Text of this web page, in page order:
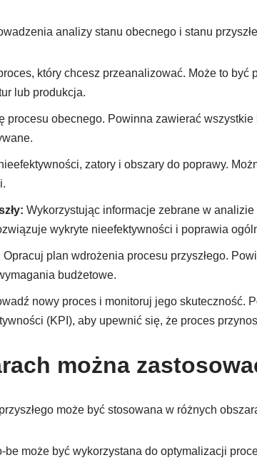
analizy stanu obecnego i stanu
który chcesz przeanalizować. Może to być
lub produkcja.
procesu obecnego. Powinna zawierać
zatory i obszary do poprawy.
Wykorzystując informacje zebrane w
wykryte nieefektywności i poprawia
Opracuj plan wdrożenia procesu przyszłego.
budżetowe.
nowy proces i monitoruj jego skuteczność.
(KPI), aby upewnić się, że proces
można
może być stosowana w różnych
be może być wykorzystana do optymalizacji